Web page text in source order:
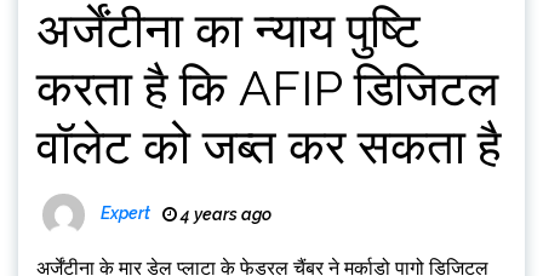
अर्जेंटीना का न्याय पुष्टि
करता है कि AFIP डिजिटल
वॉलेट को जब्त कर सकता है
Expert 4 years ago
अर्जेंटीना के मार डेल प्लाटा के फेडरल चैंबर ने मर्काडो पागो डिजिटल